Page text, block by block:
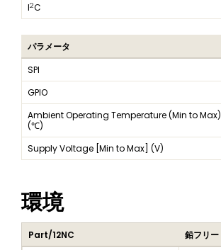
I2C
パラメータ
SPI
GPIO
Ambient Operating Temperature (Min to Max)
(℃)
Supply Voltage [Min to Max] (V)
環境
Part/12NC 鉛フリー